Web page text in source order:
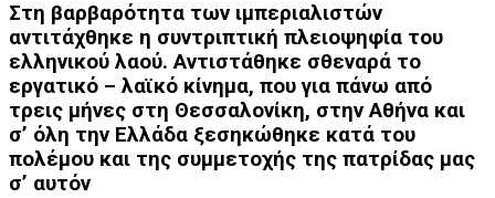
Στη βαρβαρότητα των ιμπεριαλιστών
αντιτάχθηκε η συντριπτική πλειοψηφία του
ελληνικού λαού. Αντιστάθηκε σθεναρά το
εργατικό – λαϊκό κίνημα, που για πάνω από
τρεις μήνες στη Θεσσαλονίκη, στην Αθήνα και
σ’ όλη την Ελλάδα ξεσηκώθηκε κατά του
πολέμου και της συμμετοχής της πατρίδας μας
σ’ αυτόν